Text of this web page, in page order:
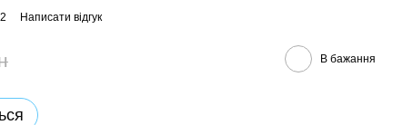
Написати відгук
В бажання